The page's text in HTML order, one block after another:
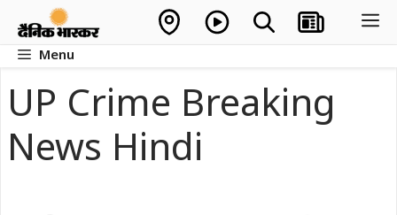
contentMenu
UP Crime Breaking
News Hindi